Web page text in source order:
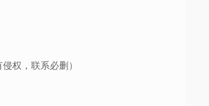
权，联系必删）